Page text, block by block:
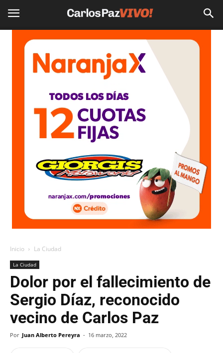
Inicio La Ciudad
La Ciudad
Dolor por el fallecimiento de
Sergio Díaz, reconocido
vecino de Carlos Paz
Por Juan Alberto Pereyra - 16 marzo, 2022